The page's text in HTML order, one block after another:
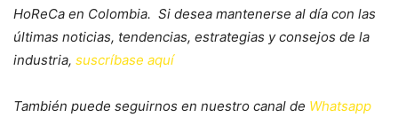
HoReCa en Colombia. Si desea mantenerse al día con las
últimas noticias, tendencias, estrategias y consejos de la
industria, suscríbase aquí
También puede seguirnos en nuestro canal de Whatsapp